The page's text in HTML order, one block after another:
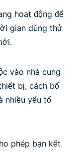
hoạt động để
gian dùng thử
vào nhà cung
bị, cách bố
nhiều yếu tố
phép bạn kết